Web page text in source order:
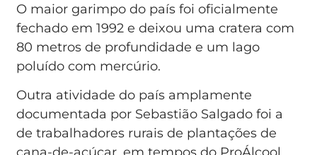
O maior garimpo do país foi oficialmente
fechado em 1992 e deixou uma cratera com
80 metros de profundidade e um lago
poluído com mercúrio.
Outra atividade do país amplamente
documentada por Sebastião Salgado foi a
de trabalhadores rurais de plantações de